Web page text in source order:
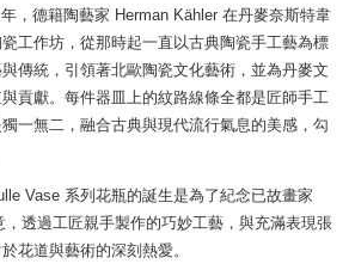
，德籍陶藝家 Herman Kähler 在丹麥奈斯特韋
工作坊，從那時起一直以古典陶瓷手工藝為標
傳統，引領著北歐陶瓷文化藝術，並為丹麥文
貢獻。每件器皿上的紋路線條全都是匠師手工
一無二，融合古典與現代流行氣息的美感，勾
Vase 系列花瓶的誕生是為了紀念已故畫家
透過工匠親手製作的巧妙工藝，與充滿表現張
花道與藝術的深刻熱愛。